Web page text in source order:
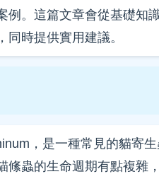
例。這篇文章會從基礎知
時提供實用建議。
，是一種常見的貓寄
絛蟲的生命週期有點複雜